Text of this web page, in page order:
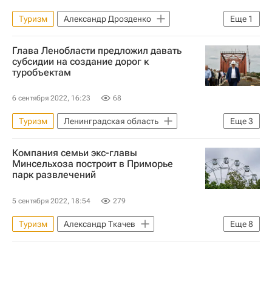
Еще 1
Туризм
Александр Дрозденко
Коммерческая недвижимость
Глава Ленобласти предложил давать
субсидии на создание дорог к
туробъектам
6 сентября 2022, 16:23 68
Еще3
Туризм
Ленинградская область
Александр Дрозденко
Инфраструктура
Дороги
Компания семьи экс-главы
Минсельхоза построит в Приморье
парк развлечений
5 сентября 2022, 18:54 279
Еще8
Туризм
Александр Ткачев
Министерство сельского хозяйства РФ (Минсельхоз России)